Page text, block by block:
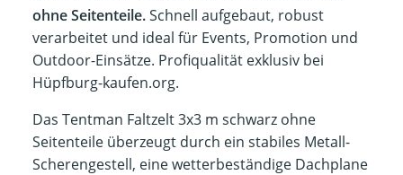
ohne Seitenteile.Schnell aufgebaut, robust
verarbeitet und ideal für Events, Promotion und
Outdoor-Einsätze. Profiqualität exklusiv bei
Hüpfburg-kaufen.org.
Das Tentman Faltzelt 3x3 m schwarz ohne
Seitenteile überzeugt durch ein stabiles Metall-
Scherengestell, eine wetterbeständige Dachplane